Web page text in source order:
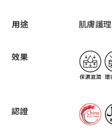
用途 肌膚護理
效果
認證